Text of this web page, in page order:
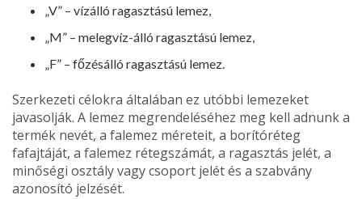
„V” – vízálló ragasztású lemez,
„M” – melegvíz-álló ragasztású lemez,
„F” – főzésálló ragasztású lemez.
Szerkezeti célokra általában ez utóbbi lemeze­ket
javasolják. A lemez megrendeléséhez meg kell adnunk a
termék nevét, a falemez méreteit, a borítóréteg
fafajtáját, a falemez rétegszámát, a ragasztás je­lét, a
minőségi osztály vagy csoport jelét és a szabvány
azonosító jelzését.